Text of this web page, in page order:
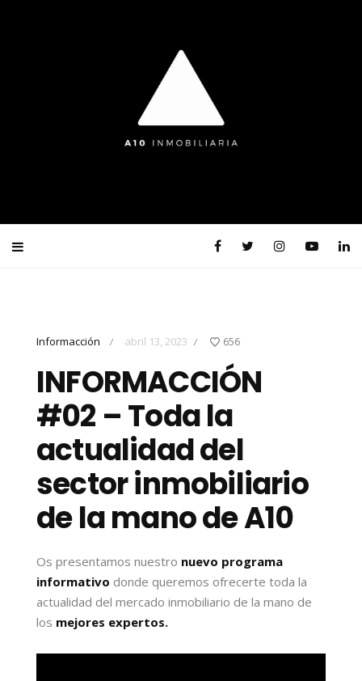
Informacción / abril 13, 2023 / 656
INFORMACCIÓN
#02 – Toda la
actualidad del
sector inmobiliario
de la mano de A10
Os presentamos nuestro nuevo programa
informativo donde queremos ofrecerte toda la
actualidad del mercado inmobiliario de la mano de
los mejores expertos.